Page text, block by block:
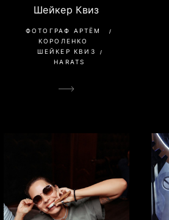
Шейкер Квиз
ФОТОГРАФ АРТЁМ
КОРОЛЕНКО
ШЕЙКЕР КВИЗ
HARATS